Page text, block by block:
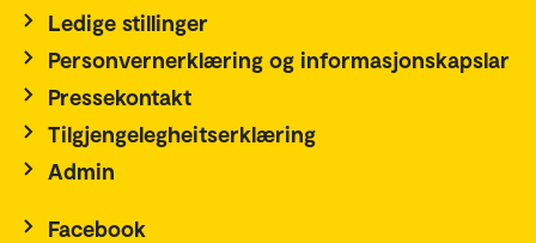
Ledige stillinger
Personvernerklæring og informasjonskapslar
Pressekontakt
Tilgjengelegheitserklæring
Admin
Facebook